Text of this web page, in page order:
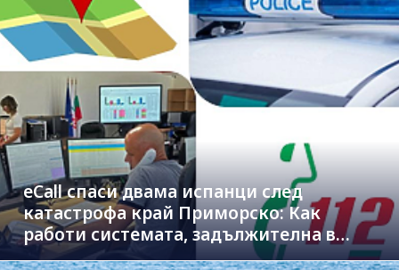
eCall спаси двама испанци след
катастрофа край Приморско: Как
работи системата, задължителна в
новите коли